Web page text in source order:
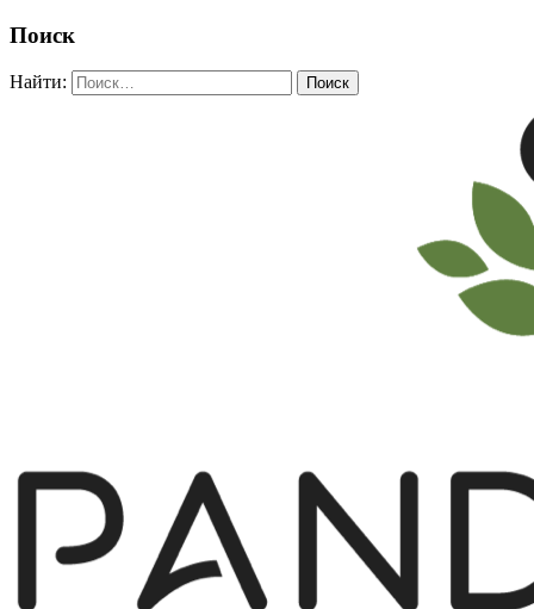
Поиск
Найти: